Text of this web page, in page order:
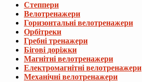
Степпери
Велотренажери
Горизонтальні велотренажери
Орбітреки
Гребні тренажери
Бігові доріжки
Магнітні велотренажери
Електромагнітні велотренажери
Механічні велотренажери